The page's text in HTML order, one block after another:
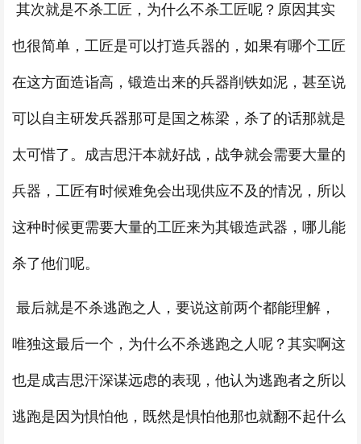
其次就是不杀工匠，为什么不杀工匠呢？原因其实
也很简单，工匠是可以打造兵器的，如果有哪个工匠
在这方面造诣高，锻造出来的兵器削铁如泥，甚至说
可以自主研发兵器那可是国之栋梁，杀了的话那就是
太可惜了。成吉思汗本就好战，战争就会需要大量的
兵器，工匠有时候难免会出现供应不及的情况，所以
这种时候更需要大量的工匠来为其锻造武器，哪儿能
杀了他们呢。
最后就是不杀逃跑之人，要说这前两个都能理解，
唯独这最后一个，为什么不杀逃跑之人呢？其实啊这
也是成吉思汗深谋远虑的表现，他认为逃跑者之所以
逃跑是因为惧怕他，既然是惧怕他那也就翻不起什么